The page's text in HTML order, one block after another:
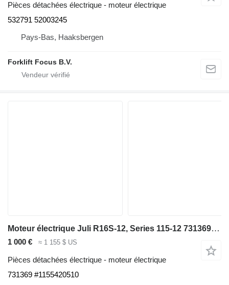
Pièces détachées électrique - moteur électrique
532791 52003245
Pays-Bas, Haaksbergen
Forklift Focus B.V.
Moteur électrique Juli R16S-12, Series 115-12 731369 pour matériel de manutention Linde R16S-12, Series 115-12
1 000 € ≈ 1 155 $ US
Pièces détachées électrique - moteur électrique
731369 #1155420510